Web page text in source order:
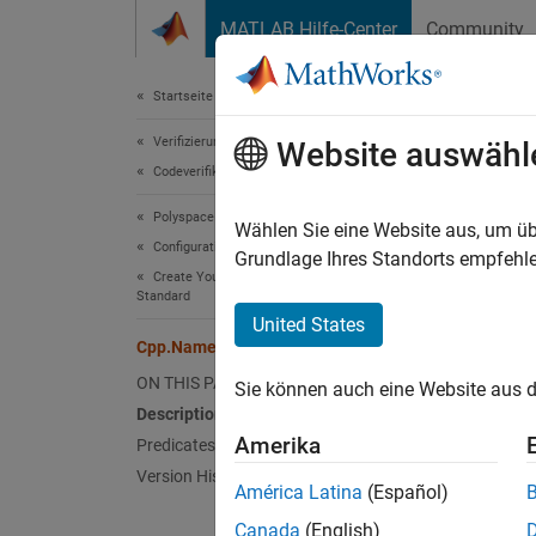
MATLAB Hilfe-Center Community
Startseite der Dokumentation
Verifizierung, Validierung und Tests
Codeverifikation
Polyspace Bug Finder
Configuration
Create Your Own Coding Rules and Coding
Standard
Cpp.NamespaceDefinition Class
ON THIS PAGE
Description
Predicates
Version History
to
Website
Wählen Sie eine Website aus, um
Grundlage Ihres Standorts
United States
Sie können auch eine Website aus
Amerika
América Latina (Español)
Canada (English)